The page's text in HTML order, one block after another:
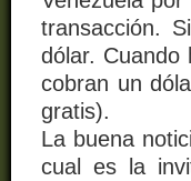
transacción.
dólar. Cuando
cobran un
gratis).
La buena
cual es la